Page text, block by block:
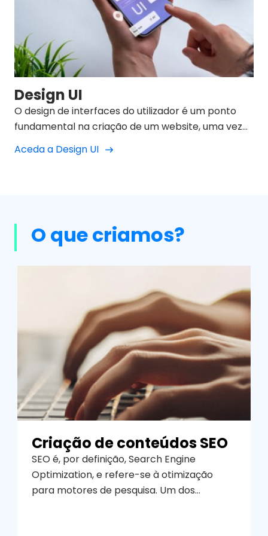
Design UI
O design de interfaces do utilizador é um ponto
fundamental na criação de um website, uma vez
que é responsável pela usabilidade, interação,
aparência e comportamento entre o utilizador
Aceda a Design UI
O que criamos?
Criação de conteúdos SEO
SEO é, por definição, Search Engine
Optimization, e refere-se à otimização
para motores de pesquisa. Um dos